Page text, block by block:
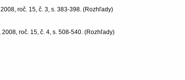
roč. 15, č. 3, s. 383-398. (Rozhľady)
2008, roč. 15, č. 4, s. 508-540. (Rozhľady)